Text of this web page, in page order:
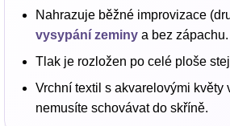
Nahrazuje běžné improvizace
vysypání zeminy a bez zápachu.
Tlak je rozložen po celé ploše
Vrchní textil s akvarelovými
nemusíte schovávat do skříně.